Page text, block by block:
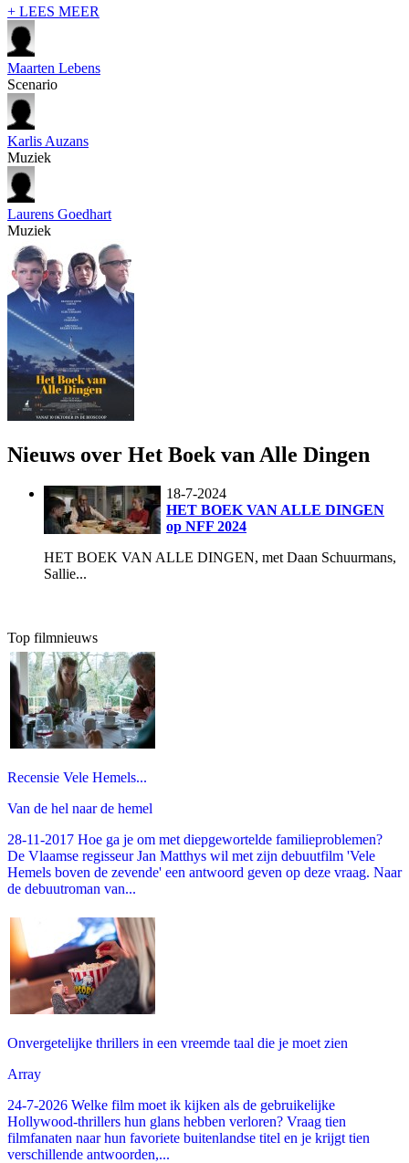
+ LEES MEER
Maarten Lebens
Scenario
Karlis Auzans
Muziek
Laurens Goedhart
Muziek
Nieuws over Het Boek van Alle Dingen
18-7-2024
HET BOEK VAN ALLE DINGEN
op NFF 2024
HET BOEK VAN ALLE DINGEN, met Daan Schuurmans,
Sallie...
Top filmnieuws
Recensie Vele Hemels...
Van de hel naar de hemel
28-11-2017 Hoe ga je om met diepgewortelde familieproblemen?
De Vlaamse regisseur Jan Matthys wil met zijn debuutfilm 'Vele
Hemels boven de zevende' een antwoord geven op deze vraag. Naar
de debuutroman van...
Onvergetelijke thrillers in een vreemde taal die je moet zien
Array
24-7-2026 Welke film moet ik kijken als de gebruikelijke
Hollywood-thrillers hun glans hebben verloren? Vraag tien
filmfanaten naar hun favoriete buitenlandse titel en je krijgt tien
verschillende antwoorden,...